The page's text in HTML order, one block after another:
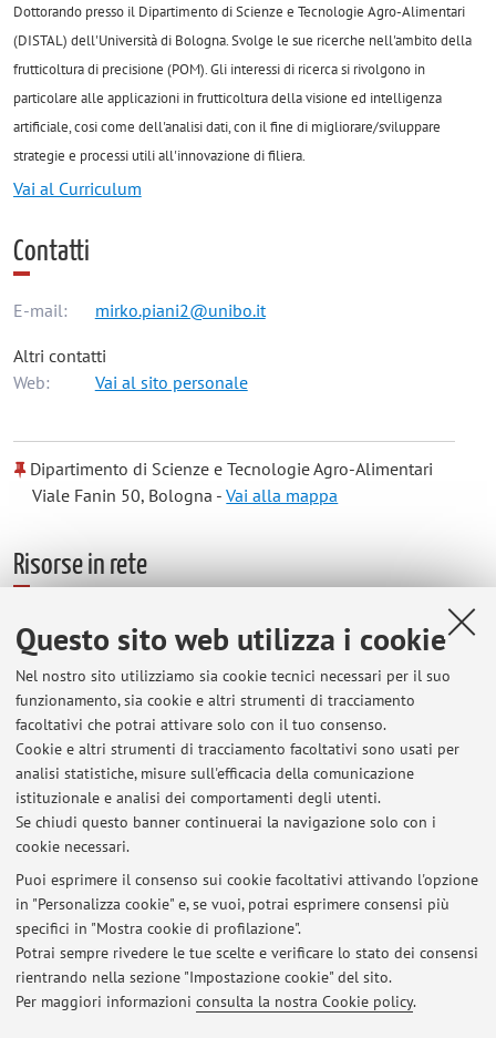
Questo sito web utilizza i cookie
Nel nostro sito utilizziamo sia cookie tecnici necessari per il suo
funzionamento, sia cookie e altri strumenti di tracciamento
facoltativi che potrai attivare solo con il tuo consenso.
Cookie e altri strumenti di tracciamento facoltativi sono usati per
analisi statistiche, misure sull'efficacia della comunicazione
istituzionale e analisi dei comportamenti degli utenti.
Se chiudi questo banner continuerai la navigazione solo con i
cookie necessari.
Puoi esprimere il consenso sui cookie facoltativi attivando l'opzione
in "Personalizza cookie" e, se vuoi, potrai esprimere consensi più
specifici in "Mostra cookie di profilazione".
Potrai sempre rivedere le tue scelte e verificare lo stato dei consensi
rientrando nella sezione "Impostazione cookie" del sito.
Per maggiori informazioni consulta la nostra Cookie policy.
Dottorando presso il Dipartimento di Scienze e Tecnologie Agro-Alimentari
(DISTAL) dell'Università di Bologna. Svolge le sue ricerche nell'ambito della
frutticoltura di precisione (POM). Gli interessi di ricerca si rivolgono in
particolare alle applicazioni in frutticoltura della visione ed intelligenza
artificiale, cosi come dell'analisi dati, con il fine di migliorare/sviluppare
strategie e processi utili all'innovazione di filiera.
Vai al Curriculum
Contatti
E-mail: mirko.piani2@unibo.it
Altri contatti
Web:
Vai al sito personale
Dipartimento di Scienze e Tecnologie Agro-Alimentari
Viale Fanin 50, Bologna -Vai alla mappa
Risorse in rete
Ultimi avvisi
Al momento non sono presenti avvisi.
In evidenza